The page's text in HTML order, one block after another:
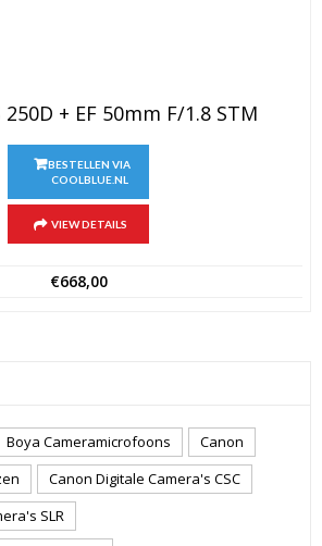
250D + EF 50mm F/1.8 STM
BESTELLEN VIA
COOLBLUE.NL
VIEW DETAILS
€668,00
Boya Cameramicrofoons
Canon
Canon Digitale Camera's CSC
SLR